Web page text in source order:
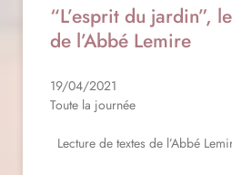
“L’esprit du jardin”,
de l’Abbé Lemire
19/04/2021
Toute la journée
Lecture de textes de l’Abbé